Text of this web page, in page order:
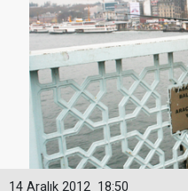
18:50
14 Aralık 2012